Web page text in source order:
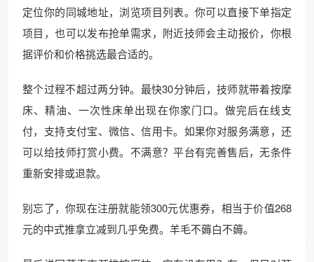
定位你的同城地址，浏览项目列表。你可以直接下单指定
项目，也可以发布抢单需求，附近技师会主动报价，你根
据评价和价格挑选最合适的。
整个过程不超过两分钟。最快30分钟后，技师就带着按摩
床、精油、一次性床单出现在你家门口。做完后在线支
付，支持支付宝、微信、信用卡。如果你对服务满意，还
可以给技师打赏小费。不满意？平台有完善售后，无条件
重新安排或退款。
别忘了，你现在注册就能领300元优惠券，相当于价值268
元的中式推拿立减到几乎免费。羊毛不薅白不薅。